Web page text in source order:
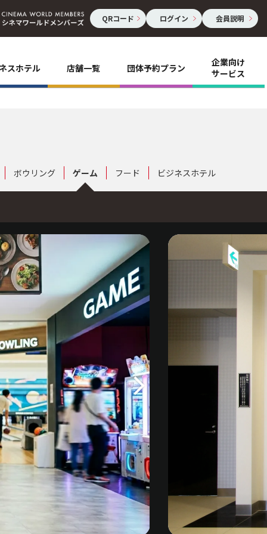
QRコード ログイン 会員説明
スホテル 店舗一覧 団体予約プラン
企業向け
サービス
ボウリング ゲーム フード ビジネスホテル